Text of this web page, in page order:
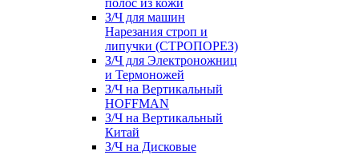
полос из кожи
З/Ч для машин
Нарезания строп и
липучки (СТРОПОРЕЗ)
З/Ч для Электроножниц
и Термоножей
З/Ч на Вертикальный
HOFFMAN
З/Ч на Вертикальный
Китай
З/Ч на Дисковые